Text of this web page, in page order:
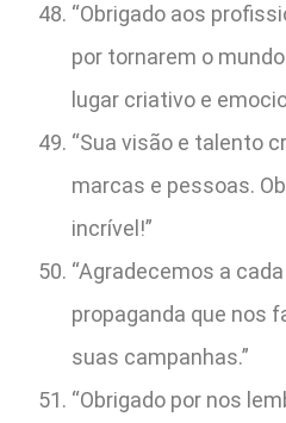
“Obrigado aos
por tornarem o
lugar criativo e
“Sua visão e talento
marcas e pessoas.
incrível!”
“Agradecemos a
propaganda que nos
suas campanhas.”
“Obrigado por nos